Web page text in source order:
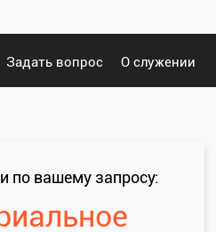
Задать вопрос О служении
по вашему запросу: